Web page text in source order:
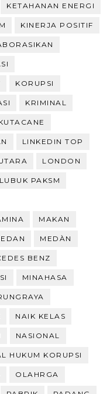
KETAHANAN ENERGI
KINERJA POSITIF
KORUPSI
KRIMINAL
LINKEDIN TOP
LONDON
LUBUK PAKSM
MAKAN
MEDÀN
BENZ
MINAHASA
NAIK KELAS
NASIONAL
HUKUM KORUPSI
OLAHRGA